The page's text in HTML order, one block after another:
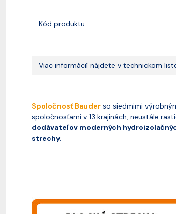
Kód produktu
Viac informácií nájdete v technickom
Spoločnosť Bauder so siedmimi
spoločnosťami v 13 krajinách, neustále
dodávateľov moderných
strechy.